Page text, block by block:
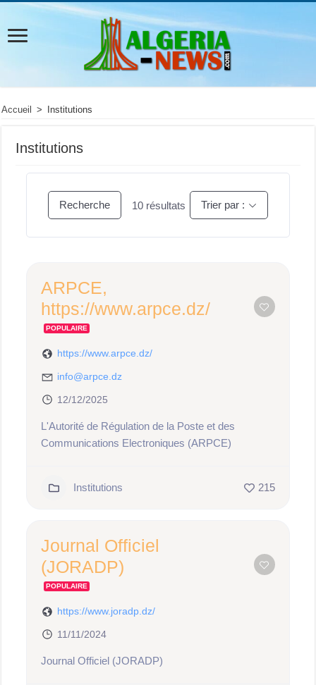
Accueil > Institutions
Institutions
Recherche 10 résultats Trier par :
ARPCE,
https://www.arpce.dz/
POPULAIRE
https://www.arpce.dz/
info@arpce.dz
12/12/2025
L'Autorité de Régulation de la Poste et des
Communications Electroniques (ARPCE)
Institutions 215
Journal Officiel
(JORADP)
POPULAIRE
https://www.joradp.dz/
11/11/2024
Journal Officiel (JORADP)